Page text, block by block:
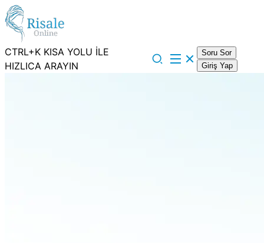
CTRL+K KISA YOLU İLE
HIZLICA ARAYIN
Soru Sor
Giriş Yap